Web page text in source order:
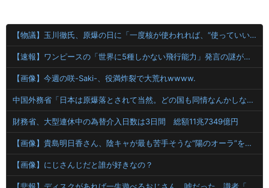
【物議】玉川徹氏、原爆の日に「一度核が使われれば、“使っていい”という世界になりかねない」
【速報】ワンピースの「世界に5種しかない飛行能力」発言の謎が解けるww..
【画像】今週の咲-Saki-、役満炸裂で大荒れwwww.
中国外務省「日本は原爆落とされて当然。どの国も同情なんかしない」
財務省、大型連休中の為替介入日数は3日間 総額11兆7349億円
【画像】貴島明日香さん、陰キャが最も苦手そうな“陽のオーラ”を放つｗｗｗｗ
【画像】にじさんじだと誰が好きなの？